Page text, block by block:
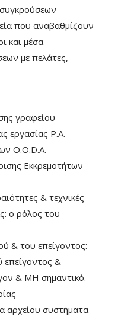
που αναβαθμίζουν
και μέσα
με πελάτες,
γραφείου
εργασίας P.A.
O.O.D.A.
Εκκρεμοτήτων -
& τεχνικές
ο ρόλος του
& του επείγοντος:
επείγοντος &
& ΜΗ σημαντικό.
αρχείου συστήματα